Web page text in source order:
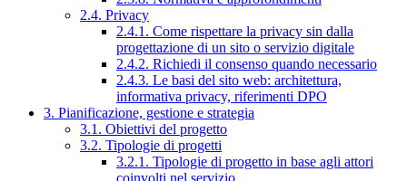
2.4. Privacy
2.4.1. Come rispettare la privacy sin dalla
progettazione di un sito o servizio digitale
2.4.2. Richiedi il consenso quando necessario
2.4.3. Le basi del sito web: architettura,
informativa privacy, riferimenti DPO
3. Pianificazione, gestione e strategia
3.1. Obiettivi del progetto
3.2. Tipologie di progetti
3.2.1. Tipologie di progetto in base agli attori
coinvolti nel servizio